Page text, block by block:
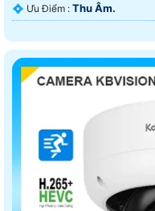
️💠 Ưu Điểm : Thu Âm.